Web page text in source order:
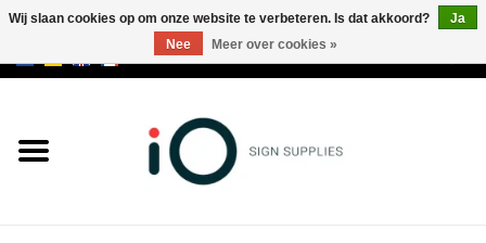
Merken
Wij slaan cookies op om onze website te verbeteren. Is dat akkoord?
Ja
Nee
Meer over cookies »